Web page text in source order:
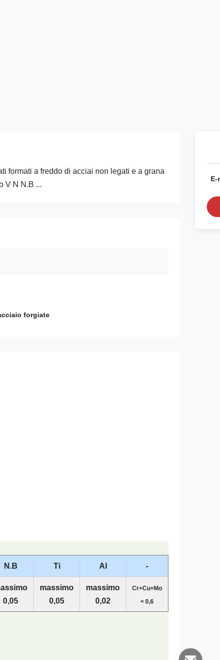
formati a freddo di acciai non legati e a grana
V N N.B ...
forgiate
N.B Ti Al -
0,05
massimo
0,05
massimo
0,02
Cr+Cu+Mo
< 0,6
E-